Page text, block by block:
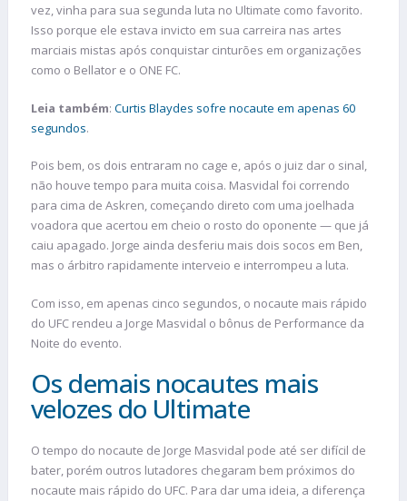
vez, vinha para sua segunda luta no Ultimate como favorito.
Isso porque ele estava invicto em sua carreira nas artes
marciais mistas após conquistar cinturões em organizações
como o Bellator e o ONE FC.
Leia também: Curtis Blaydes sofre nocaute em apenas 60
segundos.
Pois bem, os dois entraram no cage e, após o juiz dar o sinal,
não houve tempo para muita coisa. Masvidal foi correndo
para cima de Askren, começando direto com uma joelhada
voadora que acertou em cheio o rosto do oponente — que já
caiu apagado. Jorge ainda desferiu mais dois socos em Ben,
mas o árbitro rapidamente interveio e interrompeu a luta.
Com isso, em apenas cinco segundos, o nocaute mais rápido
do UFC rendeu a Jorge Masvidal o bônus de Performance da
Noite do evento.
Os demais nocautes mais
velozes do Ultimate
O tempo do nocaute de Jorge Masvidal pode até ser difícil de
bater, porém outros lutadores chegaram bem próximos do
nocaute mais rápido do UFC. Para dar uma ideia, a diferença